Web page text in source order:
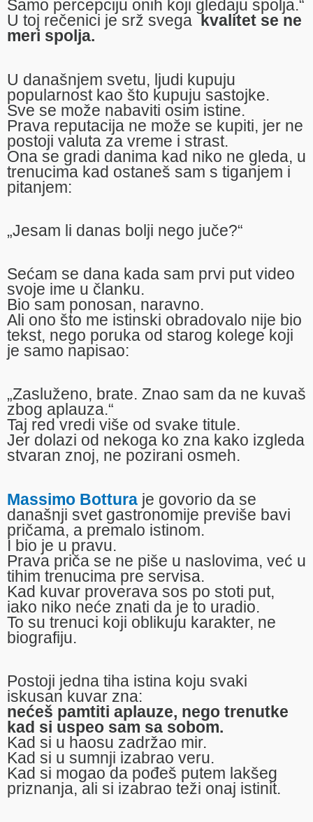
Samo percepciju onih koji gledaju spolja.“
U toj rečenici je srž svega
kvalitet se ne
meri spolja.
U današnjem svetu, ljudi kupuju
popularnost kao što kupuju sastojke.
Sve se može nabaviti osim istine.
Prava reputacija ne može se kupiti, jer ne
postoji valuta za vreme i strast.
Ona se gradi danima kad niko ne gleda, u
trenucima kad ostaneš sam s tiganjem i
pitanjem:
„Jesam li danas bolji nego juče?“
Sećam se dana kada sam prvi put video
svoje ime u članku.
Bio sam ponosan, naravno.
Ali ono što me istinski obradovalo nije bio
tekst, nego poruka od starog kolege koji
je samo napisao:
„Zasluženo, brate. Znao sam da ne kuvaš
zbog aplauza.“
Taj red vredi više od svake titule.
Jer dolazi od nekoga ko zna kako izgleda
stvaran znoj, ne pozirani osmeh.
Massimo Bottura je govorio da se
današnji svet gastronomije previše bavi
pričama, a premalo istinom.
I bio je u pravu.
Prava priča se ne piše u naslovima, već u
tihim trenucima pre servisa.
Kad kuvar proverava sos po stoti put,
iako niko neće znati da je to uradio.
To su trenuci koji oblikuju karakter, ne
biografiju.
Postoji jedna tiha istina koju svaki
iskusan kuvar zna:
nećeš pamtiti aplauze, nego trenutke
kad si uspeo sam sa sobom.
Kad si u haosu zadržao mir.
Kad si u sumnji izabrao veru.
Kad si mogao da pođeš putem lakšeg
priznanja, ali si izabrao teži onaj istinit.